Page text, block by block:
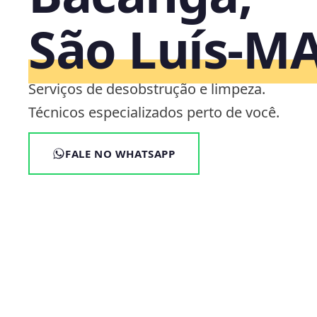
São
Serviços de desobstrução e limpeza.
Técnicos especializados perto de você.
FALE NO WHATSAPP